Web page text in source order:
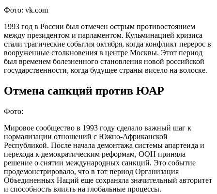
Фото: vk.com
1993 год в России был отмечен острым противостоянием
между президентом и парламентом. Кульминацией кризиса
стали трагические события октября, когда конфликт перерос в
вооруженные столкновения в центре Москвы. Этот период
был временем болезненного становления новой российской
государственности, когда будущее страны висело на волоске.
Отмена санкций против ЮАР
Фото:
Мировое сообщество в 1993 году сделало важный шаг к
нормализации отношений с Южно-Африканской
Республикой. После начала демонтажа системы апартеида и
перехода к демократическим реформам, ООН приняла
решение о снятии международных санкций. Это событие
продемонстрировало, что в тот период Организация
Объединенных Наций еще сохраняла значительный авторитет
и способность влиять на глобальные процессы.